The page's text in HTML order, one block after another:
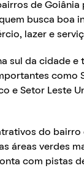
de Goiânia
busca boa
lazer e
sul da cidade e
como
e Setor Leste
do bairro
áreas verdes
com pistas